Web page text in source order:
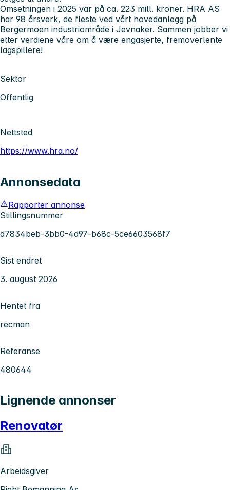
Omsetningen i 2025 var på ca. 223 mill. kroner. HRA AS
har 98 årsverk, de fleste ved vårt hovedanlegg på
Bergermoen industriområde i Jevnaker. Sammen jobber vi
etter verdiene våre om å være engasjerte, fremoverlente
lagspillere!
Sektor
Offentlig
Nettsted
https://www.hra.no/
Annonsedata
Rapporter annonse
Stillingsnummer
d7834beb-3bb0-4d97-b68c-5ce6603568f7
Sist endret
3. august 2026
Hentet fra
recman
Referanse
480644
Lignende annonser
Renovatør
Arbeidsgiver